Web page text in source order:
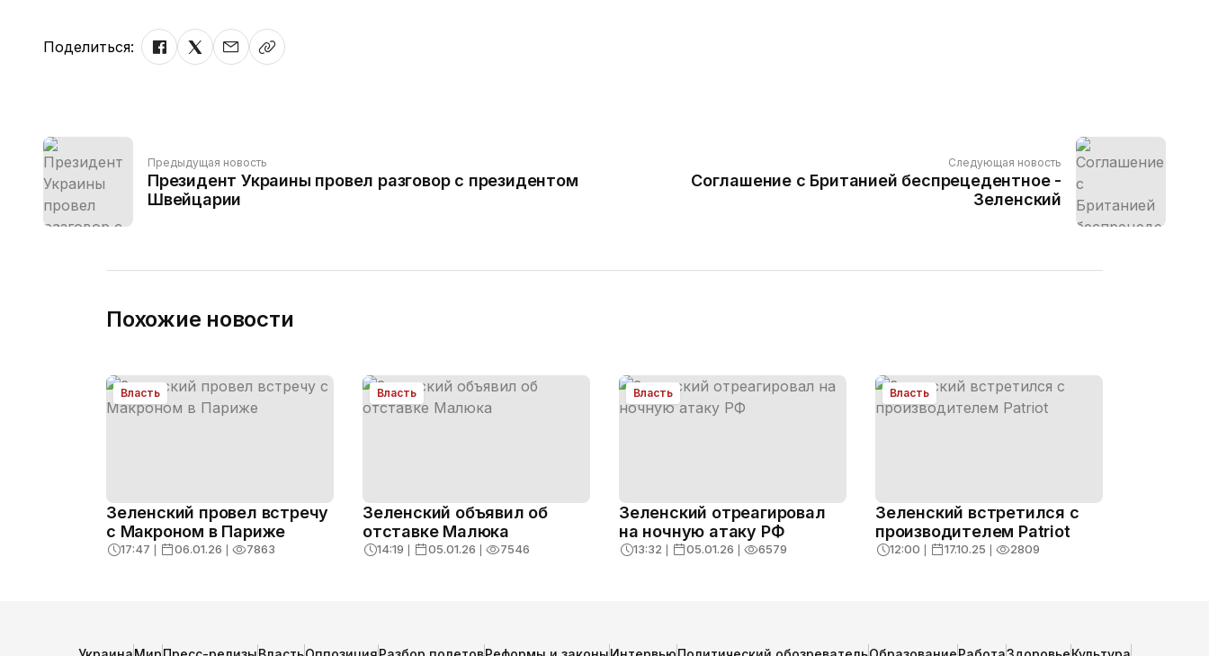
Поделиться:
Предыдущая новость
Президент Украины провел разговор с президентом
Швейцарии
Следующая новость
Соглашение с Британией беспрецедентное -
Зеленский
Похожие новости
Власть
Зеленский провел встречу
с Макроном в Париже
17:47 ❘ 06.01.26 ❘ 7863
Власть
Зеленский объявил об
отставке Малюка
14:19 ❘ 05.01.26 ❘ 7546
Власть
Зеленский отреагировал
на ночную атаку РФ
13:32 ❘ 05.01.26 ❘ 6579
Власть
Зеленский встретился с
производителем Patriot
12:00 ❘ 17.10.25 ❘ 2809